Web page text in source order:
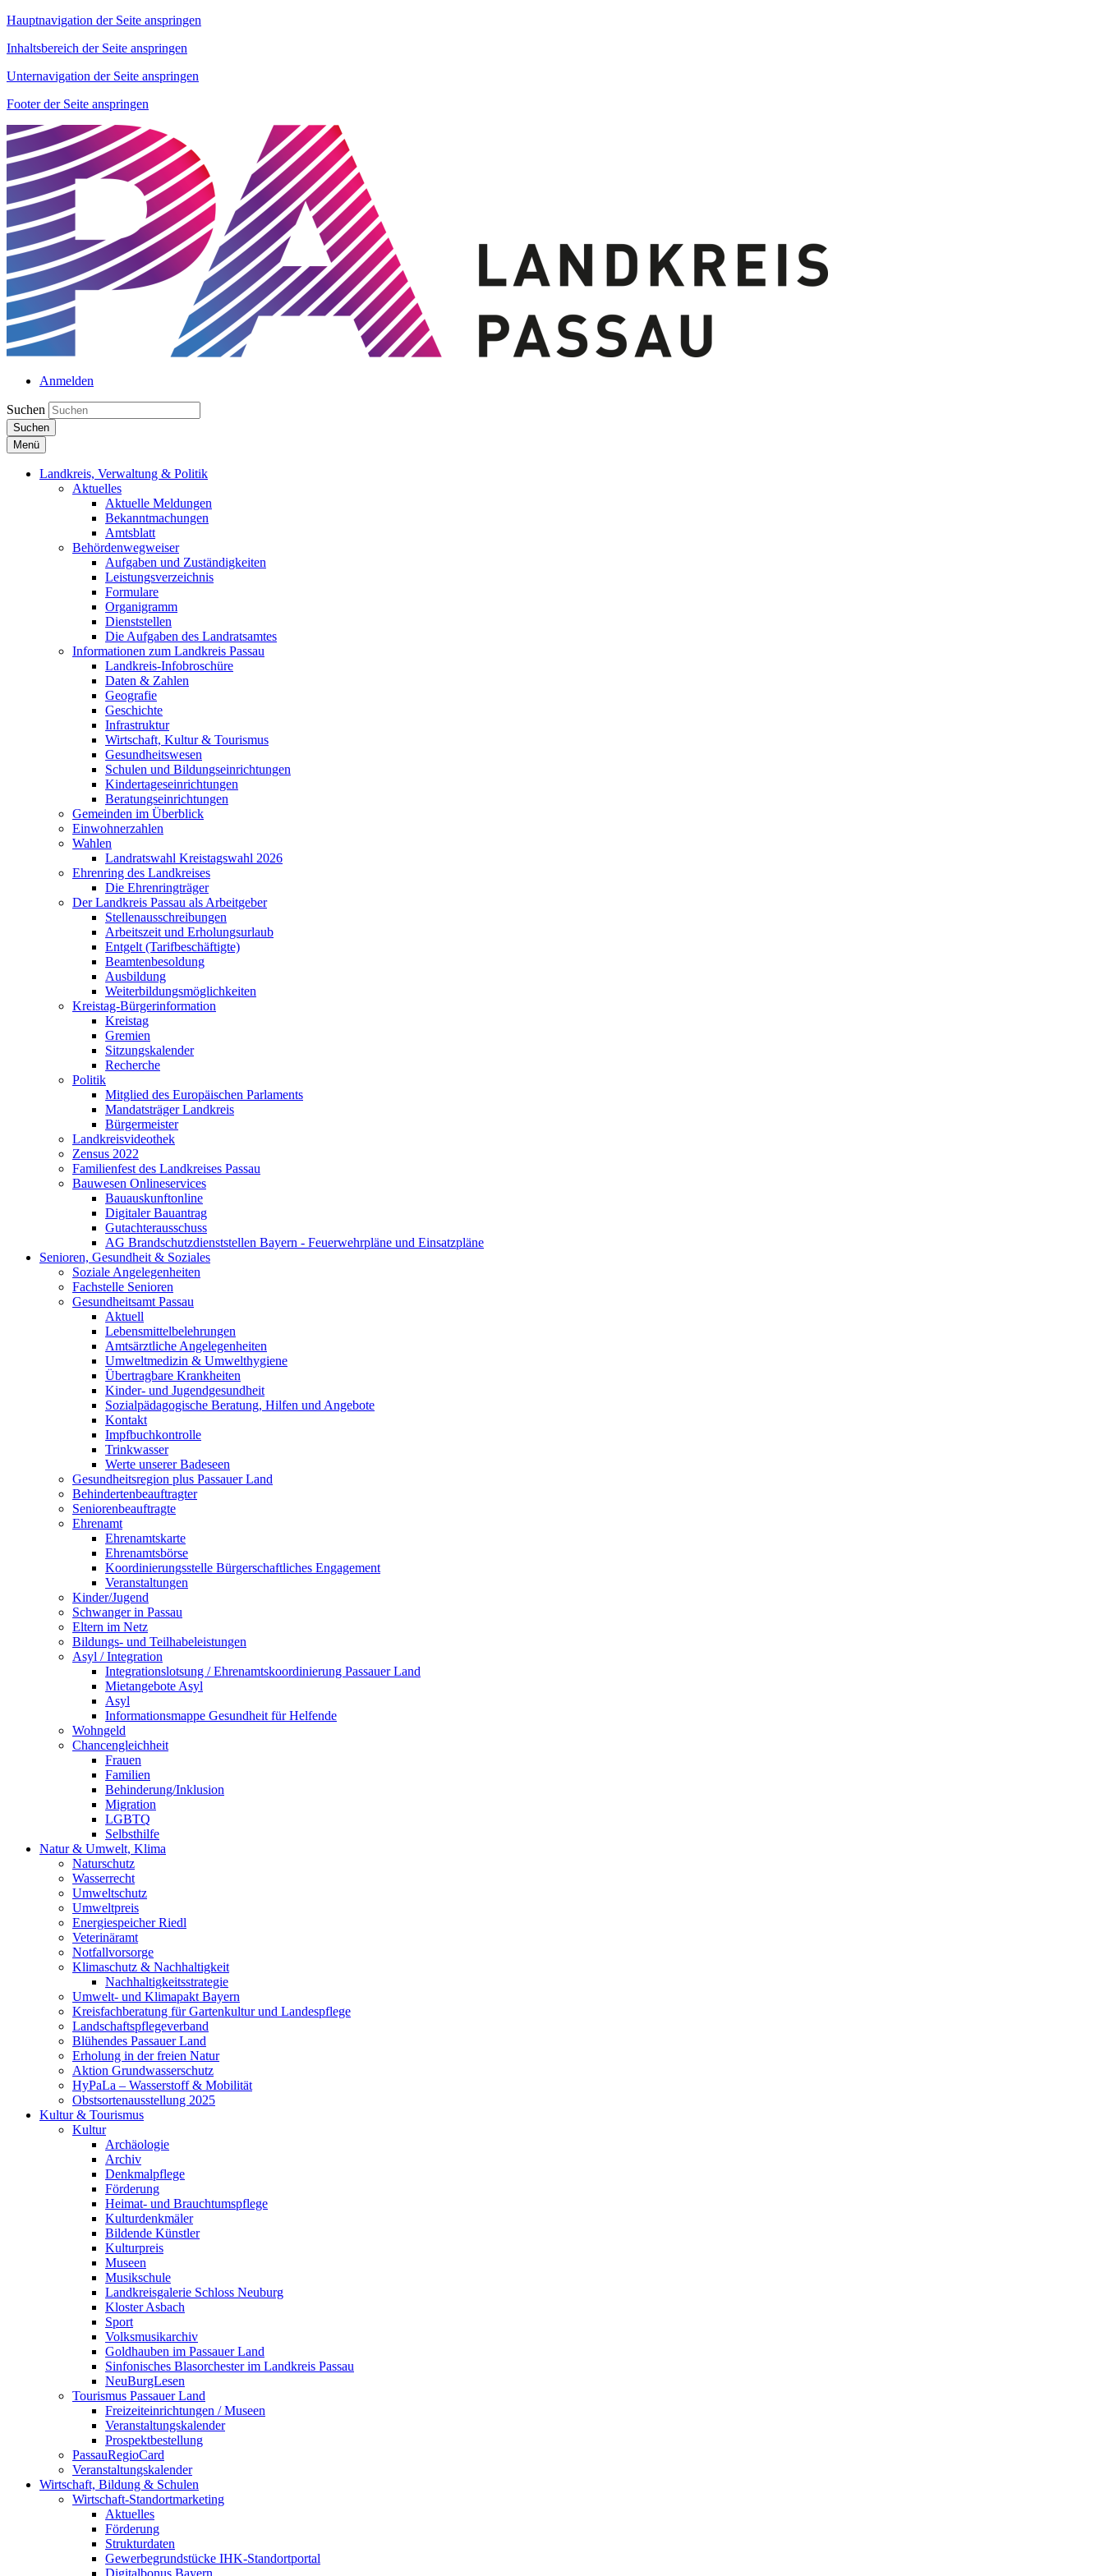
Hauptnavigation der Seite anspringen
Inhaltsbereich der Seite anspringen
Unternavigation der Seite anspringen
Footer der Seite anspringen
Anmelden
Suchen
Suchen
Menü
Landkreis, Verwaltung & Politik
Aktuelles
Aktuelle Meldungen
Bekanntmachungen
Amtsblatt
Behördenwegweiser
Aufgaben und Zuständigkeiten
Leistungsverzeichnis
Formulare
Organigramm
Dienststellen
Die Aufgaben des Landratsamtes
Informationen zum Landkreis Passau
Landkreis-Infobroschüre
Daten & Zahlen
Geografie
Geschichte
Infrastruktur
Wirtschaft, Kultur & Tourismus
Gesundheitswesen
Schulen und Bildungseinrichtungen
Kindertageseinrichtungen
Beratungseinrichtungen
Gemeinden im Überblick
Einwohnerzahlen
Wahlen
Landratswahl Kreistagswahl 2026
Ehrenring des Landkreises
Die Ehrenringträger
Der Landkreis Passau als Arbeitgeber
Stellenausschreibungen
Arbeitszeit und Erholungsurlaub
Entgelt (Tarifbeschäftigte)
Beamtenbesoldung
Ausbildung
Weiterbildungsmöglichkeiten
Kreistag-Bürgerinformation
Kreistag
Gremien
Sitzungskalender
Recherche
Politik
Mitglied des Europäischen Parlaments
Mandatsträger Landkreis
Bürgermeister
Landkreisvideothek
Zensus 2022
Familienfest des Landkreises Passau
Bauwesen Onlineservices
Bauauskunftonline
Digitaler Bauantrag
Gutachterausschuss
AG Brandschutzdienststellen Bayern - Feuerwehrpläne und Einsatzpläne
Senioren, Gesundheit & Soziales
Soziale Angelegenheiten
Fachstelle Senioren
Gesundheitsamt Passau
Aktuell
Lebensmittelbelehrungen
Amtsärztliche Angelegenheiten
Umweltmedizin & Umwelthygiene
Übertragbare Krankheiten
Kinder- und Jugendgesundheit
Sozialpädagogische Beratung, Hilfen und Angebote
Kontakt
Impfbuchkontrolle
Trinkwasser
Werte unserer Badeseen
Gesundheitsregion plus Passauer Land
Behindertenbeauftragter
Seniorenbeauftragte
Ehrenamt
Ehrenamtskarte
Ehrenamtsbörse
Koordinierungsstelle Bürgerschaftliches Engagement
Veranstaltungen
Kinder/Jugend
Schwanger in Passau
Eltern im Netz
Bildungs- und Teilhabeleistungen
Asyl / Integration
Integrationslotsung / Ehrenamtskoordinierung Passauer Land
Mietangebote Asyl
Asyl
Informationsmappe Gesundheit für Helfende
Wohngeld
Chancengleichheit
Frauen
Familien
Behinderung/Inklusion
Migration
LGBTQ
Selbsthilfe
Natur & Umwelt, Klima
Naturschutz
Wasserrecht
Umweltschutz
Umweltpreis
Energiespeicher Riedl
Veterinäramt
Notfallvorsorge
Klimaschutz & Nachhaltigkeit
Nachhaltigkeitsstrategie
Umwelt- und Klimapakt Bayern
Kreisfachberatung für Gartenkultur und Landespflege
Landschaftspflegeverband
Blühendes Passauer Land
Erholung in der freien Natur
Aktion Grundwasserschutz
HyPaLa – Wasserstoff & Mobilität
Obstsortenausstellung 2025
Kultur & Tourismus
Kultur
Archäologie
Archiv
Denkmalpflege
Förderung
Heimat- und Brauchtumspflege
Kulturdenkmäler
Bildende Künstler
Kulturpreis
Museen
Musikschule
Landkreisgalerie Schloss Neuburg
Kloster Asbach
Sport
Volksmusikarchiv
Goldhauben im Passauer Land
Sinfonisches Blasorchester im Landkreis Passau
NeuBurgLesen
Tourismus Passauer Land
Freizeiteinrichtungen / Museen
Veranstaltungskalender
Prospektbestellung
PassauRegioCard
Veranstaltungskalender
Wirtschaft, Bildung & Schulen
Wirtschaft-Standortmarketing
Aktuelles
Förderung
Strukturdaten
Gewerbegrundstücke IHK-Standortportal
Digitalbonus Bayern